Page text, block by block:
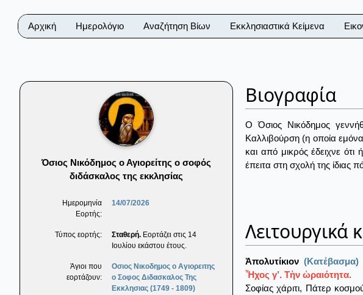
Αρχική Ημερολόγιο Αναζήτηση Βίων Εκκλησιαστικά Κείμενα
Όσιος Νικόδημος ο Αγιορείτης ο σοφός
διδάσκαλος της εκκλησίας
Ημερομηνία
Εορτής:
14/07/2026
Τύπος εορτής: Σταθερή. Εορτάζει στις 14
Ιουλίου εκάστου έτους.
Άγιοι που
εορτάζουν:
Οσιος Νικοδημος ο Αγιορειτης
ο Σοφος Διδασκαλος Της
Εκκλησιας (1749 - 1809)
Βιογραφία
Ο Όσιος Νικόδημος
Καλλιβούρση (η οποία
και από μικρός έδειχνε
έπειτα στη σχολή της ίδιας
Λειτουργικά
Ἀπολυτίκιον (Κατέβασμα)
Ἦχος γ’. Τὴν ὡραιότητα.
Σοφίας χάριτι, Πάτερ